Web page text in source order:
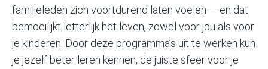
familieleden zich voortdurend laten voelen — en dat
bemoeilijkt letterlijk het leven, zowel voor jou als voor
je kinderen. Door deze programma’s uit te werken kun
je jezelf beter leren kennen, de juiste sfeer voor je